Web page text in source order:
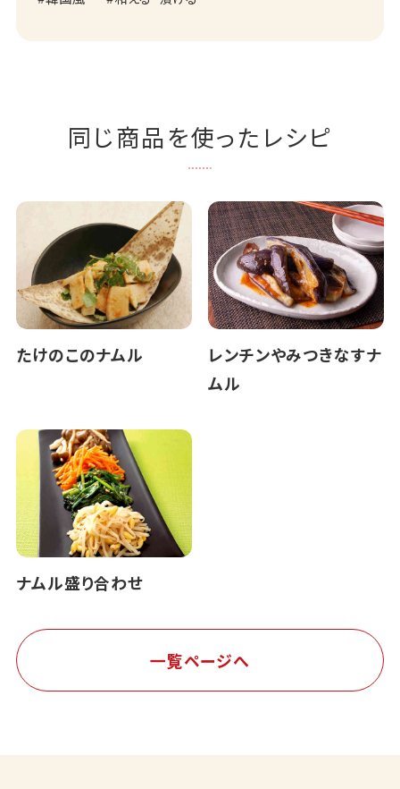
同じ商品を使ったレシピ
たけのこのナムル
レンチンやみつきなすナ
ムル
ナムル盛り合わせ
一覧ページへ